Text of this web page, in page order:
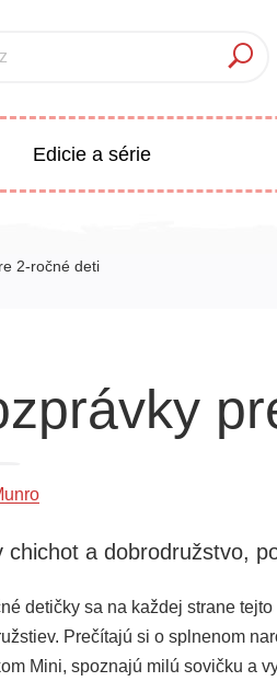
Všetky kategórie
Edicie a série
2-ročné deti
chichot a dobrodružstvo,
detičky sa na každej strane
Prečítajú si o splnenom
Mini, spoznajú milú sovičku a